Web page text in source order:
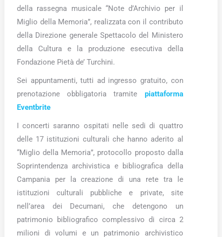
della rassegna musicale “Note d’Archivio per il
Miglio della Memoria”, realizzata con il contributo
della Direzione generale Spettacolo del Ministero
della Cultura e la produzione esecutiva della
Fondazione Pietà de’ Turchini.
Sei appuntamenti, tutti ad ingresso gratuito, con
prenotazione obbligatoria tramite piattaforma
Eventbrite
I concerti saranno ospitati nelle sedi di quattro
delle 17 istituzioni culturali che hanno aderito al
“Miglio della Memoria”, protocollo proposto dalla
Soprintendenza archivistica e bibliografica della
Campania per la creazione di una rete tra le
istituzioni culturali pubbliche e private, site
nell’area dei Decumani, che detengono un
patrimonio bibliografico complessivo di circa 2
milioni di volumi e un patrimonio archivistico